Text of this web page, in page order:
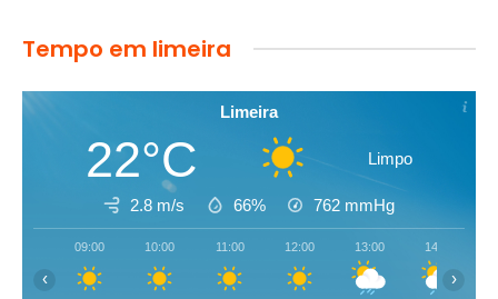
Tempo em limeira
Limeira
22°C Limpo
2.8 m/s 66% 762 mmHg
09:00 10:00 11:00 12:00 13:00 14:00
‹ ›